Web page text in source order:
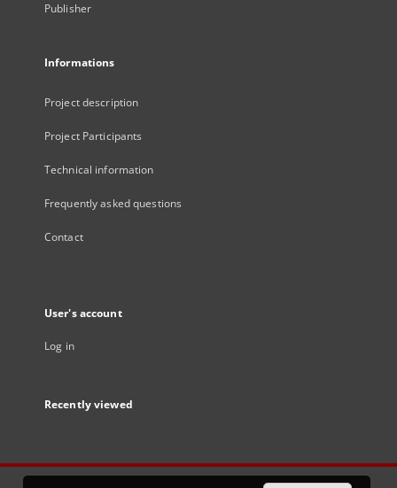
Publisher
Informations
Project description
Project Participants
Technical information
Frequently asked questions
Contact
User's account
Log in
Recently viewed